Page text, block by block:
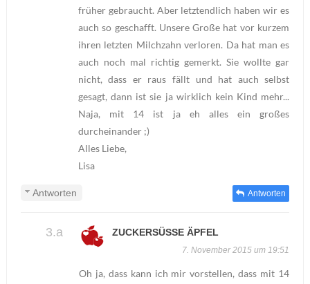
früher gebraucht. Aber letztendlich haben wir es
auch so geschafft. Unsere Große hat vor kurzem
ihren letzten Milchzahn verloren. Da hat man es
auch noch mal richtig gemerkt. Sie wollte gar
nicht, dass er raus fällt und hat auch selbst
gesagt, dann ist sie ja wirklich kein Kind mehr...
Naja, mit 14 ist ja eh alles ein großes
durcheinander ;)
Alles Liebe,
Lisa
Antworten
Antworten
ZUCKERSÜSSE ÄPFEL
7. November 2015 um 19:51
Oh ja, dass kann ich mir vorstellen, dass mit 14